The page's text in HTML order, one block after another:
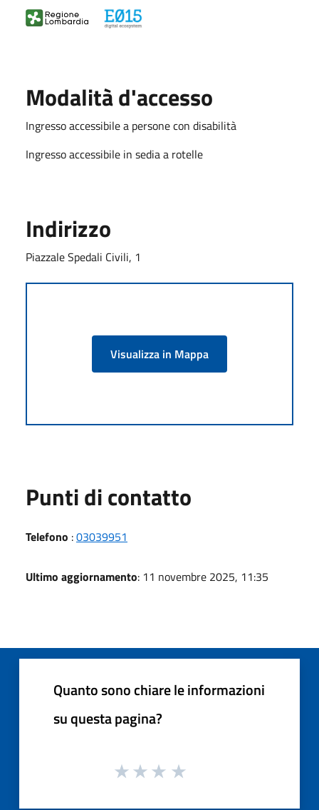
Modalità d'accesso
Ingresso accessibile a persone con disabilità
Ingresso accessibile in sedia a rotelle
Indirizzo
Piazzale Spedali Civili, 1
Visualizza in Mappa
Punti di contatto
Telefono :03039951
Ultimo aggiornamento: 11 novembre 2025, 11:35
Quanto sono chiare le informazioni
su questa pagina?